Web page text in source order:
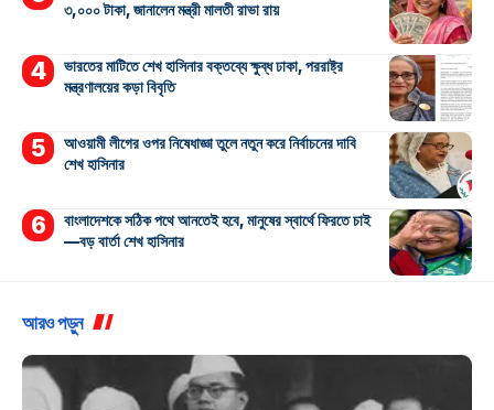
৩,০০০ টাকা, জানালেন মন্ত্রী মালতী রাভা রায়
ভারতের মাটিতে শেখ হাসিনার বক্তব্যে ক্ষুব্ধ ঢাকা, পররাষ্ট্র
মন্ত্রণালয়ের কড়া বিবৃতি
আওয়ামী লীগের ওপর নিষেধাজ্ঞা তুলে নতুন করে নির্বাচনের দাবি
শেখ হাসিনার
বাংলাদেশকে সঠিক পথে আনতেই হবে, মানুষের স্বার্থে ফিরতে চাই
—বড় বার্তা শেখ হাসিনার
আরও পড়ুন